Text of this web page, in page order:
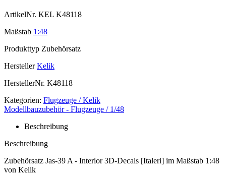
ArtikelNr. KEL K48118
Maßstab 1:48
Produkttyp Zubehörsatz
Hersteller Kelik
HerstellerNr. K48118
Kategorien: Flugzeuge / Kelik
Modellbauzubehör - Flugzeuge / 1/48
Beschreibung
Beschreibung
Zubehörsatz Jas-39 A - Interior 3D-Decals [Italeri] im Maßstab 1:48
von Kelik